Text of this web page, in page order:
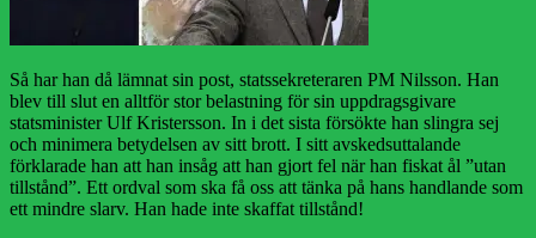
Så har han då lämnat sin post, statssekreteraren PM Nilsson. Han
blev till slut en alltför stor belastning för sin uppdragsgivare
statsminister Ulf Kristersson. In i det sista försökte han slingra sej
och minimera betydelsen av sitt brott. I sitt avskedsuttalande
förklarade han att han insåg att han gjort fel när han fiskat ål ”utan
tillstånd”. Ett ordval som ska få oss att tänka på hans handlande som
ett mindre slarv. Han hade inte skaffat tillstånd!